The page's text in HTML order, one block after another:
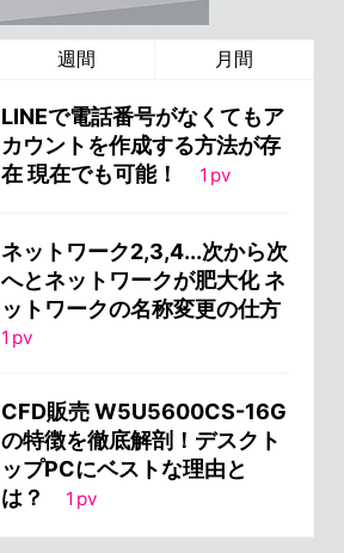
週間 月間
LINEで電話番号がなくてもア
カウントを作成する方法が存
在 現在でも可能！
1 pv
ネットワーク2,3,4...次から次
へとネットワークが肥大化 ネ
ットワークの名称変更の仕方
1 pv
CFD販売 W5U5600CS-16G
の特徴を徹底解剖！デスクト
ップPCにベストな理由と
は？
1 pv